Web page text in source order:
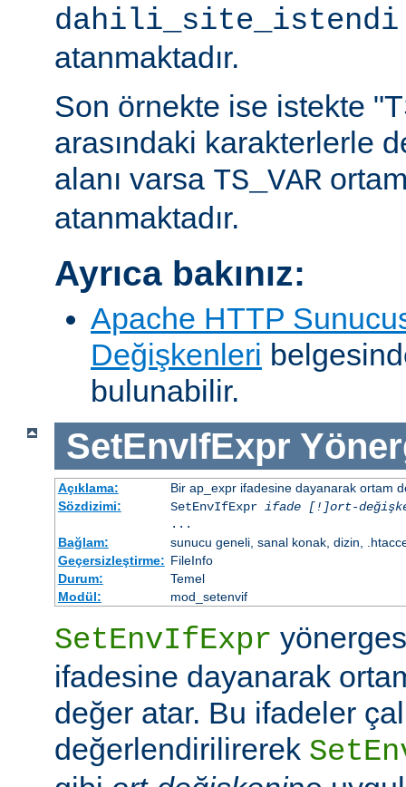
dahili_site_istendi
atanmaktadır.
Son örnekte ise istekte
arasındaki karakterlerle
alanı varsa TS_VAR
atanmaktadır.
Ayrıca bakınız:
Apache HTTP
Değişkenleri
bulunabilir.
SetEnvIfExpr
Açıklama:
Bir ap_expr ifadesine dayanarak ortam
Sözdizimi:
SetEnvIfExpr ifade [!]ort-
...
Bağlam:
sunucu geneli, sanal konak, dizin,
Geçersizleştirme: FileInfo
Durum:
Temel
Modül:
mod_setenvif
SetEnvIfExpr
ifadesine dayanarak
değer atar. Bu ifadeler
değerlendirilirerek